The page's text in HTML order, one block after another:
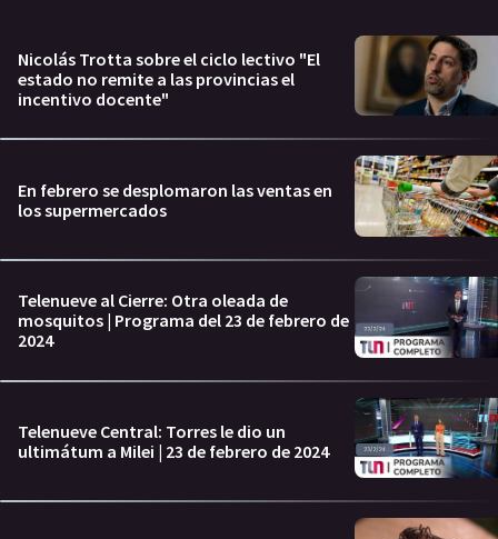
Nicolás Trotta sobre el ciclo lectivo "El
estado no remite a las provincias el
incentivo docente"
En febrero se desplomaron las ventas en
los supermercados
Telenueve al Cierre: Otra oleada de
mosquitos | Programa del 23 de febrero de
2024
Telenueve Central: Torres le dio un
ultimátum a Milei | 23 de febrero de 2024